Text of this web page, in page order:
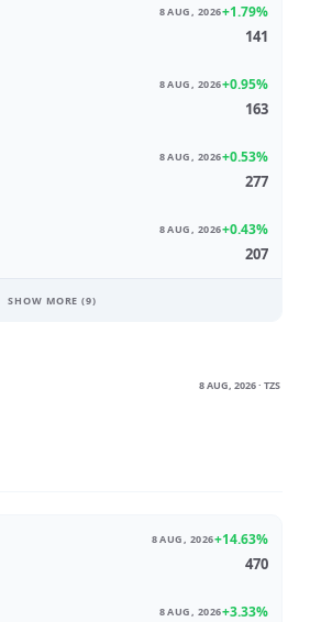
8 AUG, 2026+1.79%
141
8 AUG, 2026+0.95%
163
8 AUG, 2026+0.53%
277
8 AUG, 2026+0.43%
207
SHOW MORE (9)
8 AUG, 2026 · TZS
8 AUG, 2026+14.63%
470
8 AUG, 2026+3.33%